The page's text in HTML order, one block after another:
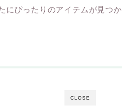
にぴったりのアイテムが見つか
CLOSE